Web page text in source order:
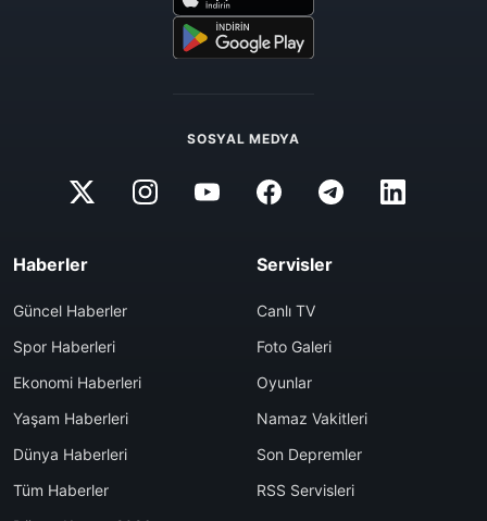
SOSYAL MEDYA
Haberler
Güncel Haberler
Spor Haberleri
Ekonomi Haberleri
Yaşam Haberleri
Dünya Haberleri
Tüm Haberler
Servisler
Canlı TV
Foto Galeri
Oyunlar
Namaz Vakitleri
Son Depremler
RSS Servisleri